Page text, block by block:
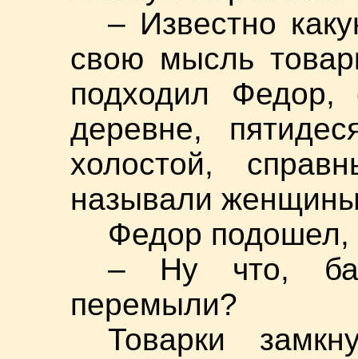
– Известно
свою мысль
подходил
деревне,
холостой,
называли
Федор подошел,
– Ну что,
перемыли?
Товарки